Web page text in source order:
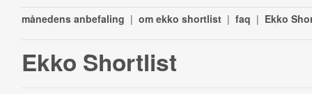
månedens anbefaling | om ekko shortlist | faq | Ekko
Ekko Shortlist